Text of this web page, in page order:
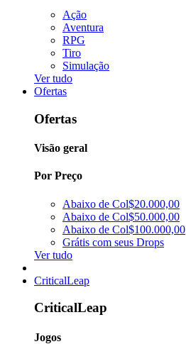
Ação
Aventura
RPG
Tiro
Simulação
Ver tudo
Ofertas
Ofertas
Visão geral
Por Preço
Abaixo de Col$20.000,00
Abaixo de Col$50.000,00
Abaixo de Col$100.000,00
Grátis com seus Drops
Ver tudo
CriticalLeap
CriticalLeap
Jogos